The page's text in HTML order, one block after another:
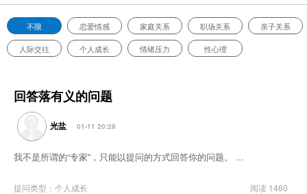
问
决
决
赏
不限 恋爱情感 家庭关系 职场关系 亲子关系
人际交往 个人成长 情绪压力 性心理
回答落有义的问题
光盐 01-11 20:28
我不是所谓的“专家”，只能以提问的方式回答你的问题。 ...
提问类型：个人成长 阅读 1460